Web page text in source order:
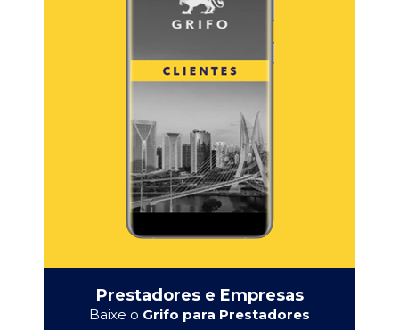
Prestadores e Empresas
Baixe o Grifo para Prestadores